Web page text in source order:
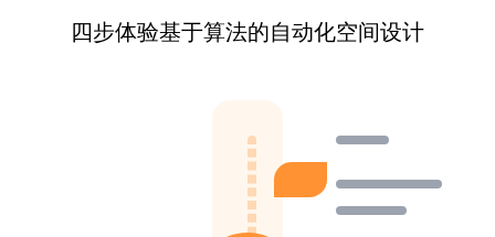
四步体验基于算法的自动化空间设计